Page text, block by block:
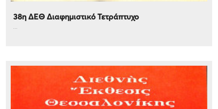
38η ΔΕΘ Διαφημιστικό Τετράπτυχο
...